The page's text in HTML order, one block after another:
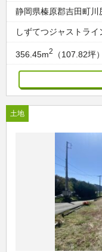
静岡県榛原郡吉田町川
しずてつジャストラ
356.45m2 （107.82坪）
土地